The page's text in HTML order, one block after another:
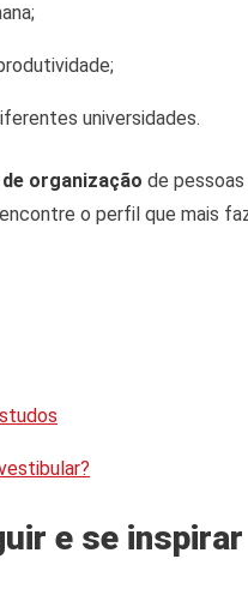
universidades.
organização de
o perfil que mais
e se inspirar